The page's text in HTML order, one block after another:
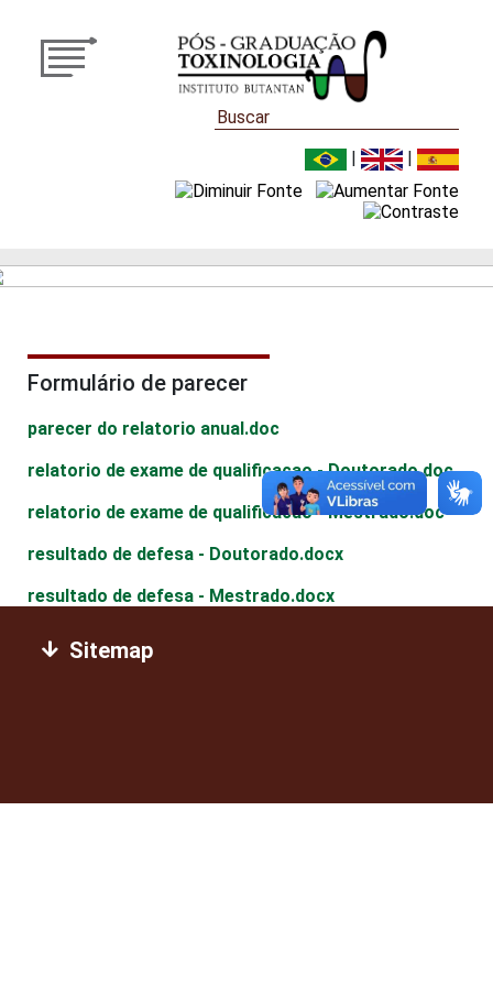
| |
Formulário de parecer
parecer do relatorio anual.doc
relatorio de exame de qualificacao - Doutorado.doc
relatorio de exame de qualificacao - Mestrado.doc
resultado de defesa - Doutorado.docx
resultado de defesa - Mestrado.docx
Sitemap